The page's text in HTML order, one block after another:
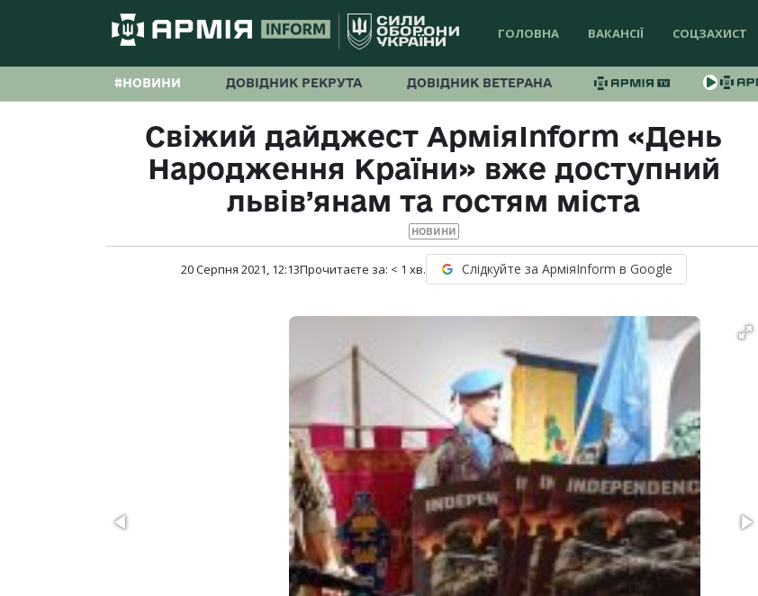
ГОЛОВНА ВАКАНСІЇ СОЦЗАХИСТ
#НОВИНИ ДОВІДНИК РЕКРУТА ДОВІДНИК ВЕТЕРАНА
Свіжий дайджест АрміяInform «День
Народження Країни» вже доступний
львів’янам та гостям міста
НОВИНИ
20 Серпня 2021, 12:13Прочитаєте за: < 1 хв. Слідкуйте за АрміяInform в Google